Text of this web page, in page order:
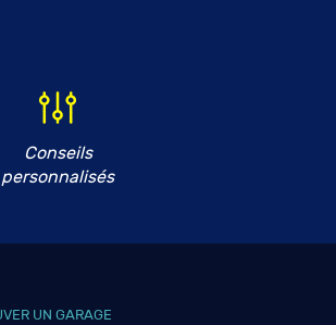
Conseils
personnalisés
UN GARAGE